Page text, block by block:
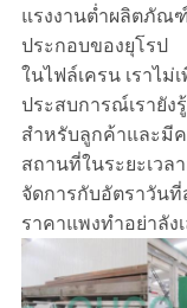
แรงงานต่ำผลิตภัณ
ประกอบของยุโรป
ในไฟล์เครน เราไ
ประสบการณ์เรายัง
สำหรับลูกค้าและมี
สถานที่ในระยะเว
จัดการกับอัตราวันที่
ราคาแพงทำอย่าลัง